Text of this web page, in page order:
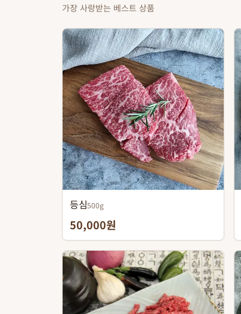
가장 사랑받는 베스트 상품
등심500g
50,000원